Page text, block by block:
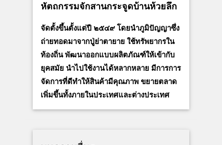
หัตถกรรมจักสานกระจูดบ้านห้วยลึก
จัดตั้งขึ้นตั้งแต่ปี ๒๕๔๙ โดยนำภูมิปัญญาซึ่ง
ถ่ายทอดมาจากปู่ย่าตายาย ใช้ทรัพยากรใน
ท้องถิ่น พัฒนาออกแบบผลิตภัณฑ์ให้เข้ากับ
ยุคสมัย นำไปใช้งานได้หลากหลาย มีการการ
จัดการที่ดีทำให้สินค้ามีคุณภาพ ขยายตลาด
เพิ่มขึ้นทั้งภายในประเทศและต่างประเทศ